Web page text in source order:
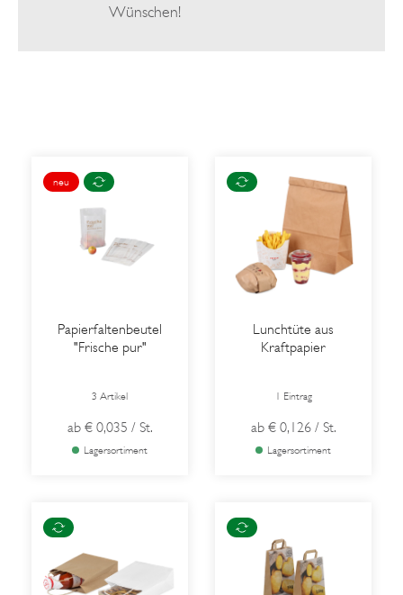
Wünschen!
neu
Papierfaltenbeutel
"Frische pur"
3 Artikel
ab € 0,035 / St.
Lagersortiment
Lunchtüte aus
Kraftpapier
1 Eintrag
ab € 0,126 / St.
Lagersortiment